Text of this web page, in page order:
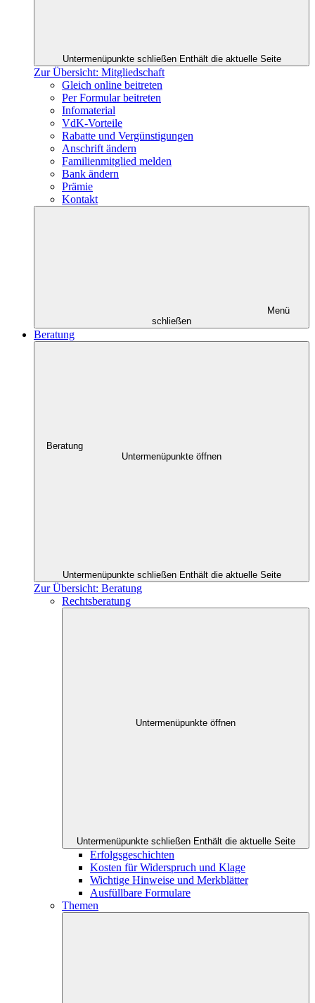
Untermenüpunkte schließen Enthält die aktuelle Seite
Zur Übersicht: Mitgliedschaft
Gleich online beitreten
Per Formular beitreten
Infomaterial
VdK-Vorteile
Rabatte und Vergünstigungen
Anschrift ändern
Familienmitglied melden
Bank ändern
Prämie
Kontakt
Menü
schließen
Beratung
Beratung
Untermenüpunkte öffnen
Untermenüpunkte schließen Enthält die aktuelle Seite
Zur Übersicht: Beratung
Rechtsberatung
Untermenüpunkte öffnen
Untermenüpunkte schließen Enthält die aktuelle Seite
Erfolgsgeschichten
Kosten für Widerspruch und Klage
Wichtige Hinweise und Merkblätter
Ausfüllbare Formulare
Themen